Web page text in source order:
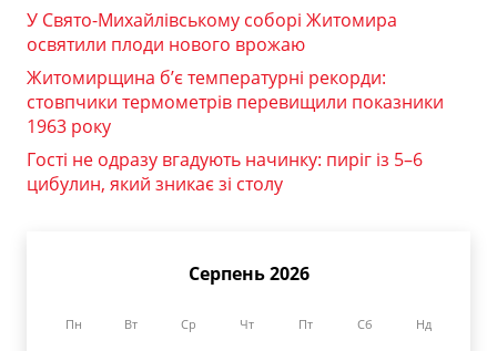
У Свято-Михайлівському соборі Житомира
освятили плоди нового врожаю
Житомирщина б’є температурні рекорди:
стовпчики термометрів перевищили показники
1963 року
Гості не одразу вгадують начинку: пиріг із 5–6
цибулин, який зникає зі столу
Серпень 2026
Пн Вт Ср Чт Пт Сб Нд